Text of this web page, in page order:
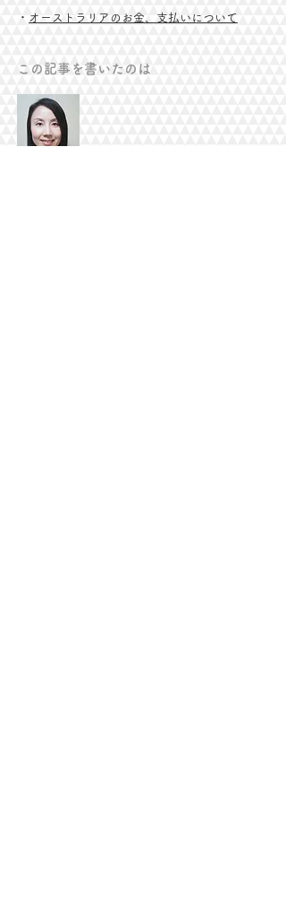
・ オーストラリアのお金、支払いについて
この記事を書いたのは